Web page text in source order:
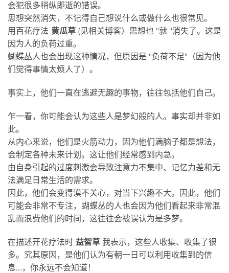
会犯很多稍纵即逝的错误。
思想突然消失，不记得自己想说什么或做什么也很常见。
用百花疗法 黄瓜草 (见相关博客）思想也 "就 "消失了。这是
因为人的负荷过重。
蝴蝶丛人也会出现这种情况，但原因是 "负荷不足"（因为他
们觉得事情太烦人了）。
事实上，他们一直在逃避无趣的事物，往往包括他们自己。
乍一看，你可能会认为这些人是梦幻般的人。事实却并非如
此。
从内心来说，他们是火箭动力，因为他们满脑子都是想法，
会制定各种未来计划。这让他们经常感到内急。
由自身引起的过度刺激会导致注意力不集中、记忆力差和无
法满足日常生活的需求。
因此，他们会变得漠不关心，对当下兴趣不大。因此，他们
可能会非常不专注，蝴蝶丛的人也会因为他们看起来非常混
乱而浪费他们的时间，这往往会被误认为是多梦。
在描述开花疗法时 益智草 我表示，这些人收集、收集了很
多。究其原因，是他们认为有朝一日可以利用收集到的信
息....，你永远不会知道！